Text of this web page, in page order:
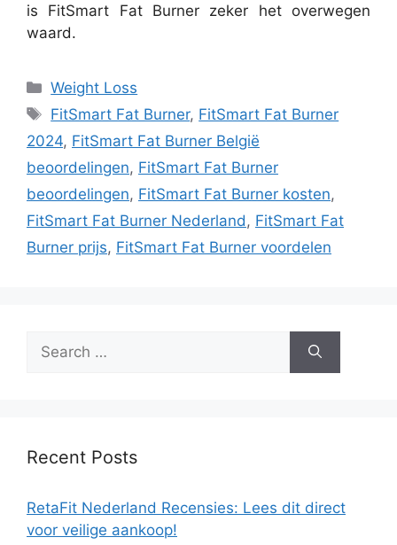
is FitSmart Fat Burner zeker het overwegen
waard.
Categories
Weight Loss
Tags
FitSmart Fat Burner, FitSmart Fat Burner
2024, FitSmart Fat Burner België
beoordelingen, FitSmart Fat Burner
beoordelingen, FitSmart Fat Burner kosten,
FitSmart Fat Burner Nederland , FitSmart Fat
Burner prijs, FitSmart Fat Burner voordelen
for:
Recent Posts
RetaFit Nederland Recensies: Lees dit direct
voor veilige aankoop!